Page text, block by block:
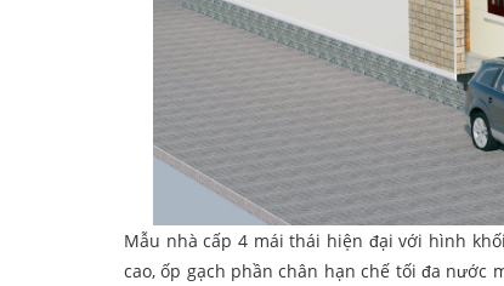
Mẫu nhà cấp 4 mái thái hiện đại với hình
cao, ốp gạch phần chân hạn chế tối đa